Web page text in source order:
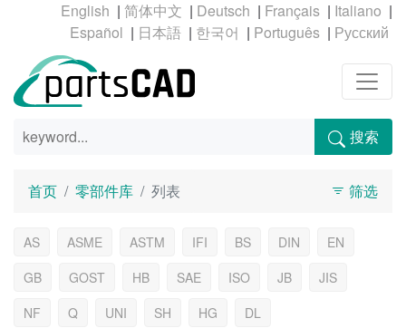
| | | |
|
|
| | |
搜索
首页 零部件库 列表 筛选
AS ASME ASTM IFI BS DIN
EN
GB
GOST HB SAE ISO JB
JIS
NF
Q UNI SH HG
DL